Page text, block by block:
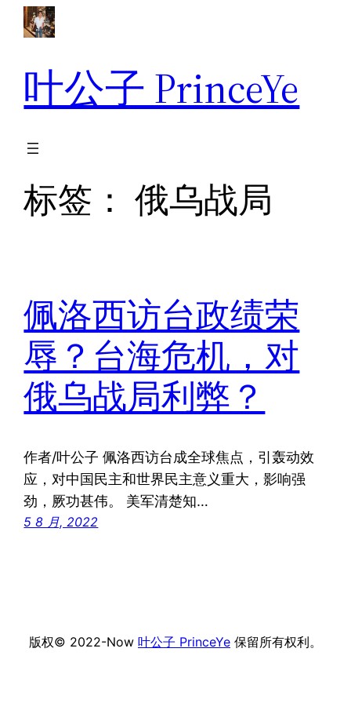
叶公子 PrinceYe
标签：俄乌战局
佩洛西访台政绩荣
辱？台海危机，对
俄乌战局利弊？
作者/叶公子 佩洛西访台成全球焦点，引轰动效
应，对中国民主和世界民主意义重大，影响强
劲，厥功甚伟。 美军清楚知…
5 8 月, 2022
版权© 2022-Now 叶公子 PrinceYe 保留所有权利。